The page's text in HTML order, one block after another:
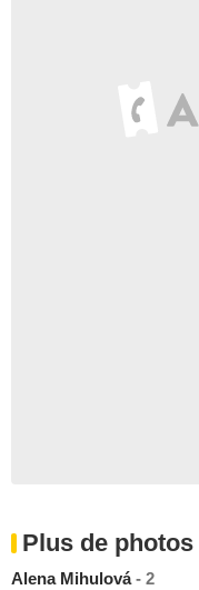
Plus de photos
Alena Mihulová- 2